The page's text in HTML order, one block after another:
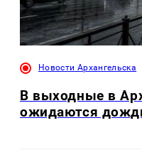
Новости Архангельска
В выходные в
ожидаются